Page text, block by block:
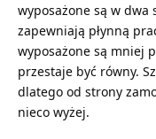
wyposażone są w dwa
zapewniają płynną
wyposażone są mniej
przestaje być równy.
dlatego od strony
nieco wyżej.